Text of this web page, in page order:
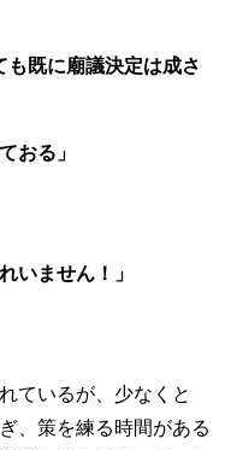
も既に廟議決定は成さ
おる」
いません！」
ているが、少なくと
、策を練る時間がある